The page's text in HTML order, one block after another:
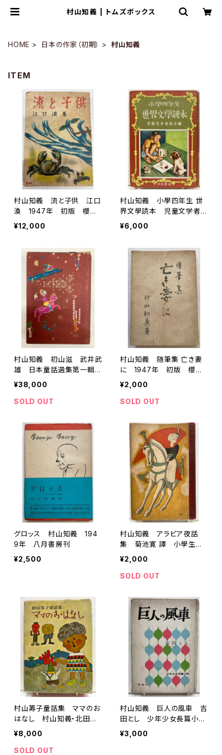
村山知義 | トムズボックス
HOME 日本の作家（初期） 村山知義
ITEM
村山知義 流と子供 江口
渙 1947年 初版 櫻井
書店
¥12,000
村山知義 小學四年生 世
界文學読本 児童文学者協
会編 1951年（昭21） 初
版 河出書房
¥6,000
村山知義 初山滋 武井武
雄 日本童話選集第一輯
昭和２年２刷（1927） 丸善
株式会社刊
¥38,000
SOLD OUT
村山知義 随筆集 亡き妻
に 1947年 初版 櫻井
書店
¥2,000
SOLD OUT
グロッス 村山知義 194
9年 八月書房刊
¥2,500
村山知義 アラビア夜話
集 菊池寛 譯 小學生全
集13巻 昭和３年 初版
文藝春秋社
¥2,000
SOLD OUT
村山筹子童話集 ママのお
はなし 村山知義・北田卓
史・富永秀夫 1966年初版
の1967年３刷 函 童心
社
¥8,000
SOLD OUT
村山知義 巨人の風車 吉
田とし 少年少女長篇小
説 1962年初版の1967年
４刷 理論社
¥3,000